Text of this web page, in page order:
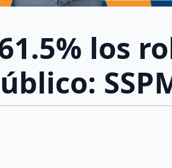
los